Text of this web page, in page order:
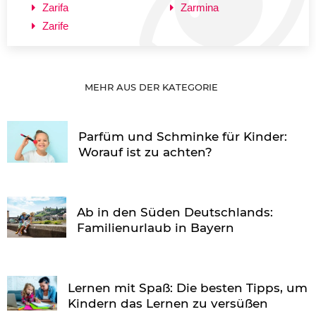
Zarifa
Zarife
Zarmina
MEHR AUS DER KATEGORIE
Parfüm und Schminke für Kinder:
Worauf ist zu achten?
Ab in den Süden Deutschlands:
Familienurlaub in Bayern
Lernen mit Spaß: Die besten Tipps, um
Kindern das Lernen zu versüßen